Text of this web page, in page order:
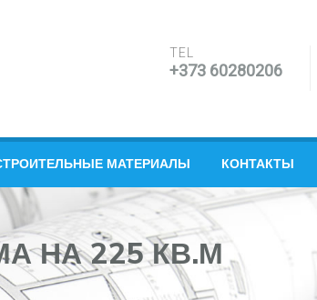
TEL
+373 60280206
МАТЕРИАЛЫ КОНТАКТЫ
НА 225 КВ.М